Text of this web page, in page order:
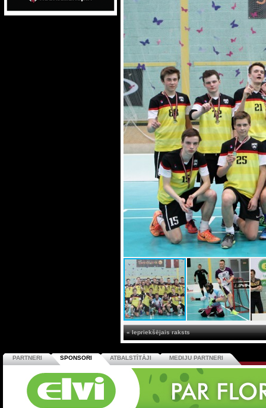
« Iepriekšējais raksts
PARTNERI SPONSORI ATBALSTĪTĀJI MEDIJU PARTNERI